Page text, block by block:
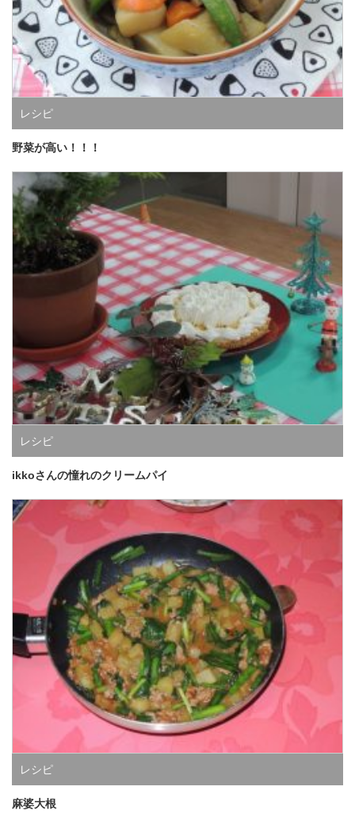
レシピ
野菜が高い！！！
レシピ
ikkoさんの憧れのクリームパイ
レシピ
麻婆大根